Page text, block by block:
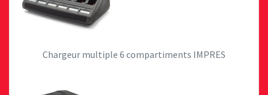
Chargeur multiple 6 compartiments IMPRES